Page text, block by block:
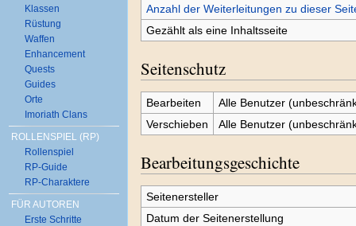
Anzahl der Weiterleitungen zu dieser
Gezählt als eine Inhaltsseite
Seitenschutz
Bearbeiten
Alle Benutzer
Verschieben
Alle Benutzer
Bearbeitungsgeschichte
Seitenersteller
Datum der Seitenerstellung
Klassen
Rüstung
Waffen
Enhancement
Quests
Guides
Orte
Imoriath Clans
ROLLENSPIEL (RP)
Rollenspiel
RP-Guide
RP-Charaktere
FÜR AUTOREN
Erste Schritte